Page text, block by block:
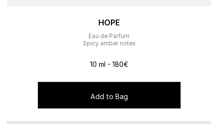
HOPE
Eau de Parfum
Spicy amber notes
10 ml - 180€
Add to Bag